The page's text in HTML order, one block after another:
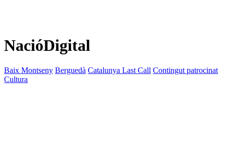
NacióDigital
Baix Montseny Berguedà Catalunya Last Call Contingut patrocinat
Cultura